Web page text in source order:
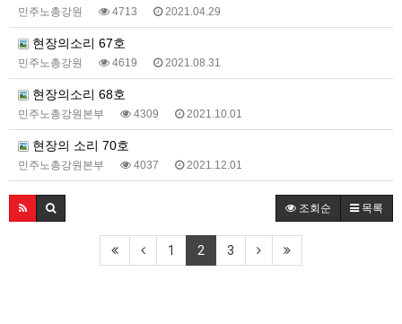
민주노총강원 4713 2021.04.29
현장의소리 67호
민주노총강원 4619 2021.08.31
현장의소리 68호
민주노총강원본부 4309 2021.10.01
현장의 소리 70호
민주노총강원본부 4037 2021.12.01
조회순 목록
1 2 3